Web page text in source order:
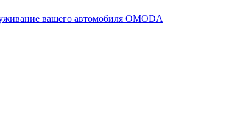
вашего автомобиля OMODA